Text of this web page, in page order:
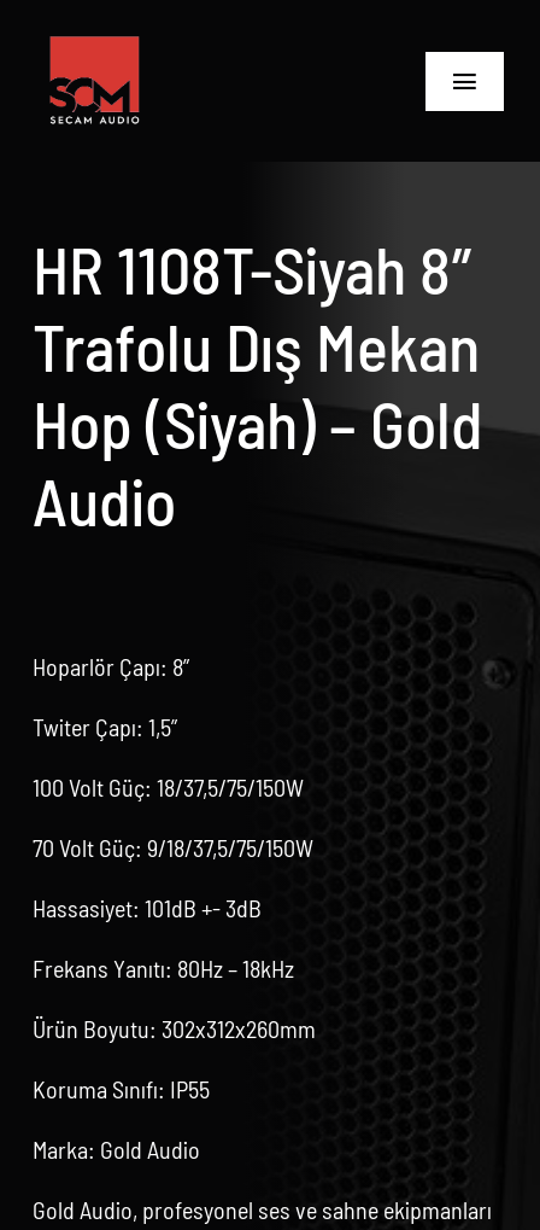
content
Toggle
Biz Kimiz
Neler Yaptık
Neler Yapıyoruz?
İletişime Geç
HR 1108T-Siyah 8″
Trafolu Dış Mekan
Hop (Siyah) – Gold
Audio
Hoparlör Çapı: 8”
Twiter Çapı: 1,5”
100 Volt Güç: 18/37,5/75/150W
70 Volt Güç: 9/18/37,5/75/150W
Hassasiyet: 101dB +- 3dB
Frekans Yanıtı: 80Hz – 18kHz
Ürün Boyutu: 302x312x260mm
Koruma Sınıfı: IP55
Marka: Gold Audio
Gold Audio, profesyonel ses ve sahne ekipmanları